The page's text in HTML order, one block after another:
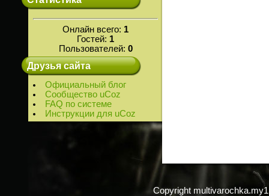
Онлайн всего: 1
Гостей: 1
Пользователей: 0
Друзья сайта
Официальный блог
Сообщество uCoz
FAQ по системе
Инструкции для uCoz
Copyright